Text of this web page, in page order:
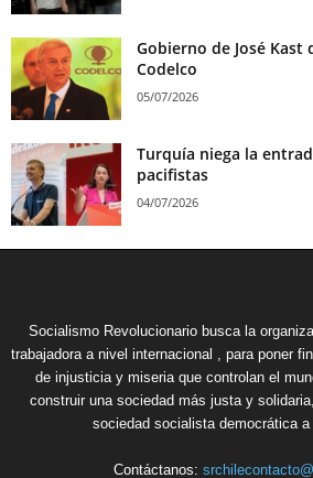
Gobierno de José
Codelco
05/07/2026
Turquía niega la
pacifistas
04/07/2026
Socialismo Revolucionario busca la
trabajadora a nivel internacional , para poner
de injusticia y miseria que controlan el
construir una sociedad más justa y
sociedad socialista democrática a
Contáctanos: